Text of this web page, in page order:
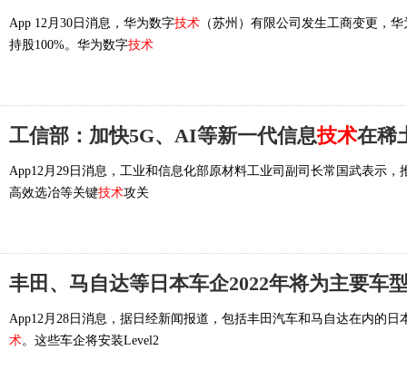
App 12月30日消息，华为数字技术 （苏州）有限公司发生工商变更，华
持股100%。华为数字技术
工信部：加快5G、AI等新一代信息技术在稀
App12月29日消息，工业和信息化部原材料工业司副司长常国武表示
高效选冶等关键技术攻关
丰田、马自达等日本车企2022年将为主要车
App12月28日消息，据日经新闻报道，包括丰田汽车和马自达在内的
术。这些车企将安装Level2